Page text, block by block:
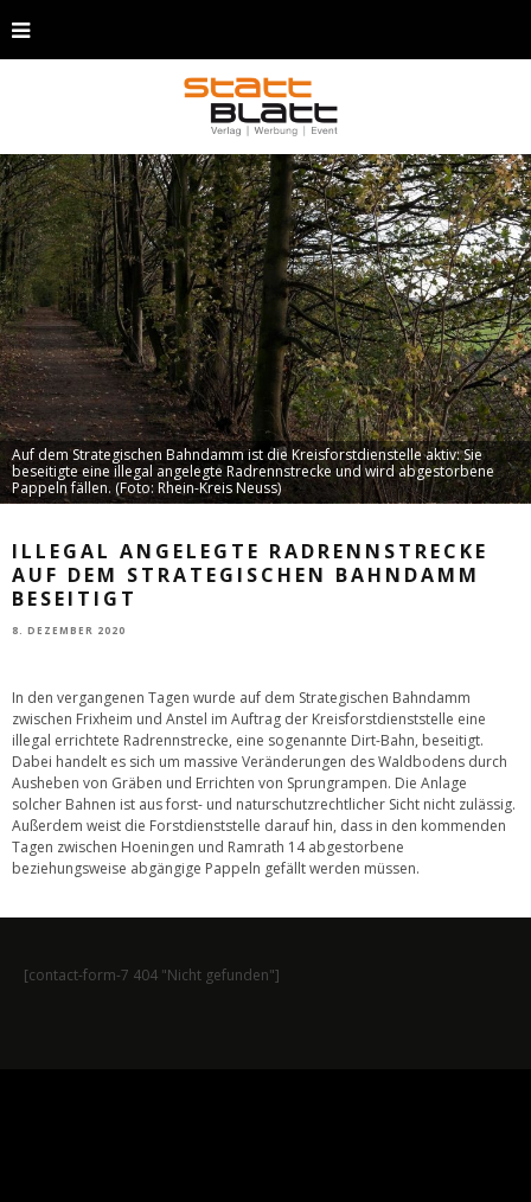
Auf dem Strategischen Bahndamm ist die Kreisforstdienstelle aktiv: Sie
beseitigte eine illegal angelegte Radrennstrecke und wird abgestorbene
Pappeln fällen. (Foto: Rhein-Kreis Neuss)
ILLEGAL ANGELEGTE RADRENNSTRECKE
AUF DEM STRATEGISCHEN BAHNDAMM
BESEITIGT
8. DEZEMBER 2020
In den vergangenen Tagen wurde auf dem Strategischen Bahndamm
zwischen Frixheim und Anstel im Auftrag der Kreisforstdienststelle eine
illegal errichtete Radrennstrecke, eine sogenannte Dirt-Bahn, beseitigt.
Dabei handelt es sich um massive Veränderungen des Waldbodens durch
Ausheben von Gräben und Errichten von Sprungrampen. Die Anlage
solcher Bahnen ist aus forst- und naturschutzrechtlicher Sicht nicht zulässig.
Außerdem weist die Forstdienststelle darauf hin, dass in den kommenden
Tagen zwischen Hoeningen und Ramrath 14 abgestorbene
beziehungsweise abgängige Pappeln gefällt werden müssen.
[contact-form-7 404 "Nicht gefunden"]